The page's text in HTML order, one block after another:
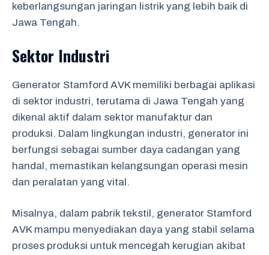
keberlangsungan jaringan listrik yang lebih baik di
Jawa Tengah.
Sektor Industri
Generator Stamford AVK memiliki berbagai aplikasi
di sektor industri, terutama di Jawa Tengah yang
dikenal aktif dalam sektor manufaktur dan
produksi. Dalam lingkungan industri, generator ini
berfungsi sebagai sumber daya cadangan yang
handal, memastikan kelangsungan operasi mesin
dan peralatan yang vital.
Misalnya, dalam pabrik tekstil, generator Stamford
AVK mampu menyediakan daya yang stabil selama
proses produksi untuk mencegah kerugian akibat